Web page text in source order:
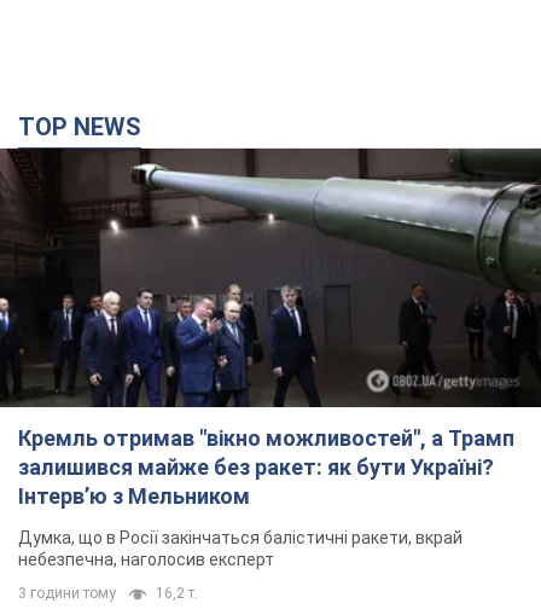
TOP NEWS
Кремль отримав "вікно можливостей", а Трамп
залишився майже без ракет: як бути Україні?
Інтерв’ю з Мельником
Думка, що в Росії закінчаться балістичні ракети, вкрай
небезпечна, наголосив експерт
3 години тому 16,2 т.